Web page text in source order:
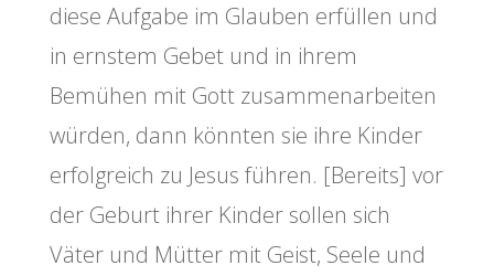
diese Aufgabe im Glauben erfüllen und
in ernstem Gebet und in ihrem
Bemühen mit Gott zusammenarbeiten
würden, dann könnten sie ihre Kinder
erfolgreich zu Jesus führen. [Bereits] vor
der Geburt ihrer Kinder sollen sich
Väter und Mütter mit Geist, Seele und